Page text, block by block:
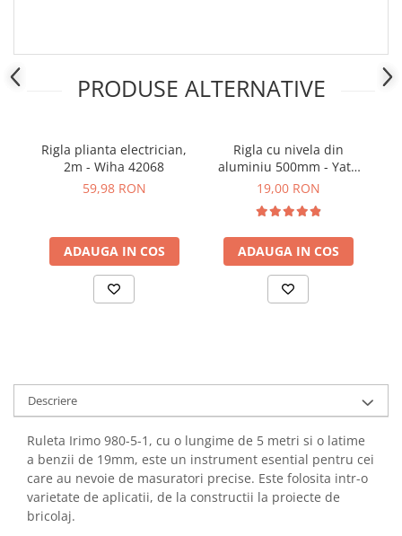
Senzori Electronici
Componente Electronice
Electrice
Acumulatori si Baterii
Distributie Comutatie si Protectie
Contoare si Relee Electrice
Sigurante Automate
Dispozitive AFDD detectare defect
arc electric
Descarcatoare de Supratensiune
Contactoare
Blocuri de Distributie
Tablouri Electrice
Accesorii Tablouri Electrice
PRODUSE ALTERNATIVE
Rigla plianta electrician,
2m - Wiha 42068
59,98 RON
ADAUGA IN COS
Rigla cu nivela din
aluminiu 500mm - Yato
YT-70713
19,00 RON
ADAUGA IN COS
Descriere
Ruleta Irimo 980-5-1, cu o lungime de 5 metri si o latime
a benzii de 19mm, este un instrument esential pentru cei
care au nevoie de masuratori precise. Este folosita intr-o
varietate de aplicatii, de la constructii la proiecte de
bricolaj.